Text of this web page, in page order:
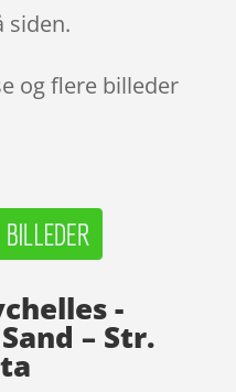
siden.
og flere billeder
-
– Str.